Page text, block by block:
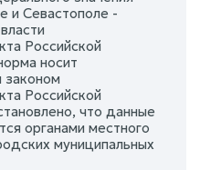
и Севастополе -
Российской
носит
законом
Российской
что данные
органами местного
муниципальных